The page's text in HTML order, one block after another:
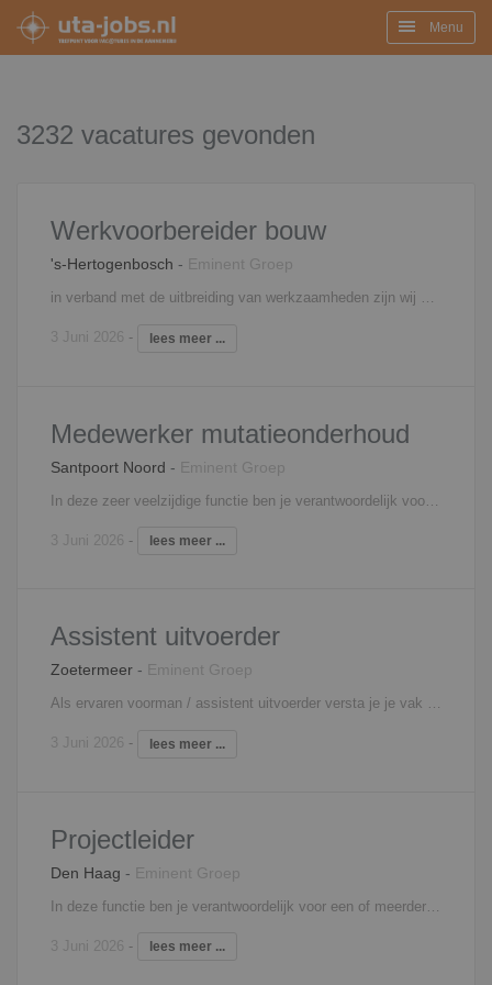
Menu
3232 vacatures gevonden
Werkvoorbereider bouw
's-Hertogenbosch - Eminent Groep
in verband met de uitbreiding van werkzaamheden zijn wij op zoek naar een werkvoorbereider met ervaring in de Utiliteitsbouw. Als werkvoorbereider zorg je voor de complete voorbereiding van het bouwproject. Je bereidt het project op zodanige wijze voor dat het bouwproces soepel en gestructureerd verloopt. Het takenpakket bestaat uit: - Uittrekken van hoeveelheden - Details uittekenen - Werkbegrotingen opstellen - Planning maken en bijhouden - Inkoopvoorbereiding - Controle/ coördinatie tekenwerk - Bestellen materialen - Afroepen materialen - Registreren en calculeren meer- minderwerk- Ervaring in uitvoering is een pré Interesse? Neem contact op met Filip Martens, 06 - 18 25 71 31,
3 Juni 2026 - lees meer ...
Medewerker mutatieonderhoud
Santpoort Noord - Eminent Groep
3 Juni 2026 - lees meer ...
Assistent uitvoerder
Zoetermeer - Eminent Groep
Als ervaren voorman / assistent uitvoerder versta je je vak als geen ander. Je bent een representatieve enthousiasteling die goed in teamverband kan werken, zowel met je collega’s als met de onderaannemers. In afwezigheid van de uitvoerder ben jij in staat om zijn taken over te nemen, eigenlijk ben jij de oren en ogen van de uitvoerder. Als er tegenslagen zijn laat je je niet uit het veld slaan, je draagt oplossingen aan en gebruikt je je vakkennis. Ben jij degene die samen met je team met trots een kwalitatief mooi product neerzet? Dan is dit misschien wel de baan die bij je past! Interesse? Neem contact op met Mitchell Spier, 06 - 48 60 79 80,
3 Juni 2026 - lees meer ...
Projectleider
Den Haag - Eminent Groep
3 Juni 2026 - lees meer ...